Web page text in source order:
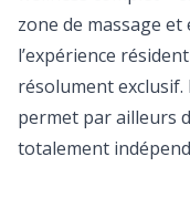
zone de massage
l’expérience
résolument
permet par ailleurs
totalement